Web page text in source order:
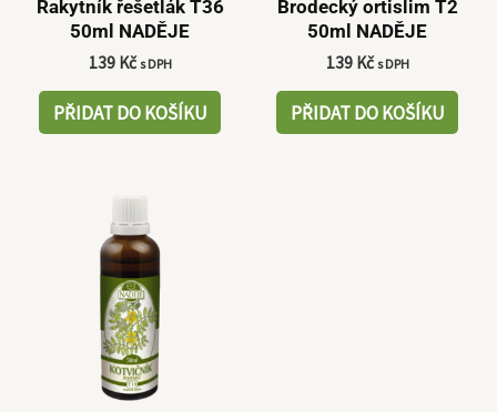
Rakytník řešetlák T36
50ml NADĚJE
139 Kč s DPH
PŘIDAT DO KOŠÍKU
Brodecký ortislim T2
50ml NADĚJE
139 Kč s DPH
PŘIDAT DO KOŠÍKU